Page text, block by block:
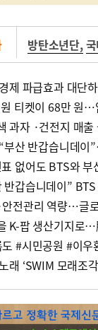
방탄소년단,
제 파급효과 대
티켓이 68만 원…
과자 ·건전지 매
부산 반갑습니데이
없어도 BTS와
반갑습니데이”
전관리 역량…글
K-팝 생산기지로
#시민공원 #이
래 ‘SWIM 모래조